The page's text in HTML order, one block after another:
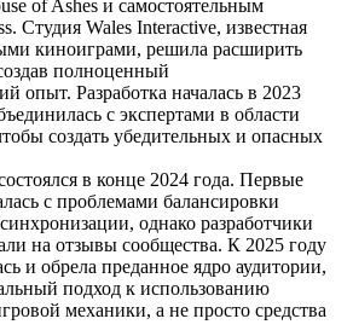
of Ashes и самостоятельным
Студия Wales Interactive, известная
киноиграми, решила расширить
полноценный
опыт. Разработка началась в 2023
с экспертами в области
создать убедительных и опасных
в конце 2024 года. Первые
с проблемами балансировки
однако разработчики
на отзывы сообщества. К 2025 году
и обрела преданное ядро аудитории,
подход к использованию
механики, а не просто средства